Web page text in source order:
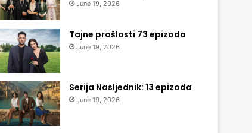
June 19, 2026
Tajne prošlosti 73 epizoda
June 19, 2026
Serija Nasljednik: 13 epizoda
June 19, 2026